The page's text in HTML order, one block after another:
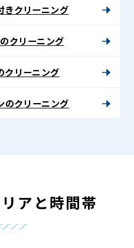
きクリーニング
クリーニング
クリーニング
のクリーニング
アと時間帯